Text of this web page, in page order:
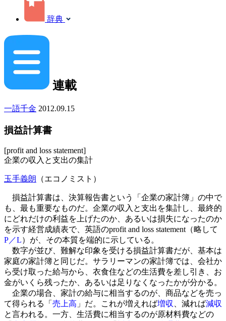
辞典
連載
一語千金 2012.09.15
損益計算書
[profit and loss statement]
企業の収入と支出の集計
玉手義朗 （エコノミスト）
損益計算書は、決算報告書という「企業の家計簿」の中で
も、最も重要なものだ。企業の収入と支出を集計し、最終的
にどれだけの利益を上げたのか、あるいは損失になったのか
を示す経営成績表で、英語のprofit and loss statement（略して
P／L）が、その本質を端的に示している。
数字が並び、難解な印象を受ける損益計算書だが、基本は
家庭の家計簿と同じだ。サラリーマンの家計簿では、会社か
ら受け取った給与から、衣食住などの生活費を差し引き、お
金がいくら残ったか、あるいは足りなくなったかが分かる。
企業の場合、家計の給与に相当するのが、商品などを売っ
て得られる「 売上高 」だ。これが増えれば増収 、減れば減収
と言われる。一方、生活費に相当するのが原材料費などの